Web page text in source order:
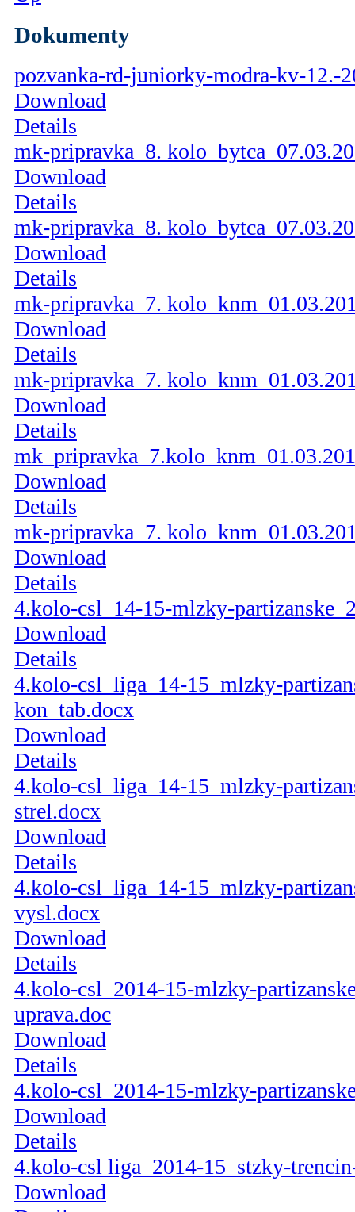
Dokumenty
pozvanka-rd-juniorky-modra-kv-12.-
Download
Details
mk-pripravka_8.
Download
Details
mk-pripravka_8.
Download
Details
mk-pripravka_7.
Download
Details
mk-pripravka_7.
Download
Details
Download
Details
mk-pripravka_7.
Download
Details
4.kolo-csl_14-15-mlzky-
Download
Details
4.kolo-csl_liga_14-15_mlzky-
kon_tab.docx
Download
Details
4.kolo-csl_liga_14-15_mlzky-
strel.docx
Download
Details
4.kolo-csl_liga_14-15_mlzky-
vysl.docx
Download
Details
4.kolo-csl_2014-15-mlzky-
uprava.doc
Download
Details
4.kolo-csl_2014-15-mlzky-
Download
Details
4.kolo-csl liga_2014-15_stzky-
Download